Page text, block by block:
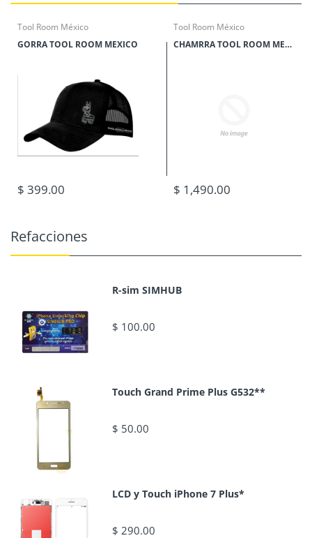
Tool Room México
GORRA TOOL ROOM MEXICO
$ 399.00
Tool Room México
CHAMRRA TOOL ROOM MEXICO COLOR MOSTAZA
$ 1,490.00
Refacciones
R-sim SIMHUB
$ 100.00
Touch Grand Prime Plus G532**
$ 50.00
LCD y Touch iPhone 7 Plus*
$ 290.00